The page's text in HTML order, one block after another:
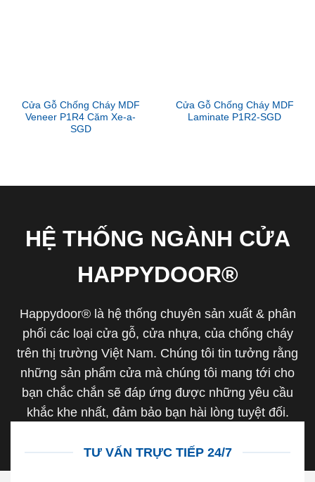
Cửa Gỗ Chống Cháy MDF
Veneer P1R4 Căm Xe-a-
SGD
Cửa Gỗ Chống Cháy MDF
Laminate P1R2-SGD
HỆ THỐNG NGÀNH CỬA
HAPPYDOOR®
Happydoor® là hệ thống chuyên sản xuất & phân
phối các loại cửa gỗ, cửa nhựa, của chống cháy
trên thị trường Việt Nam. Chúng tôi tin tưởng rằng
những sản phẩm cửa mà chúng tôi mang tới cho
bạn chắc chắn sẽ đáp ứng được những yêu cầu
khắc khe nhất, đảm bảo bạn hài lòng tuyệt đối.
TƯ VẤN TRỰC TIẾP 24/7